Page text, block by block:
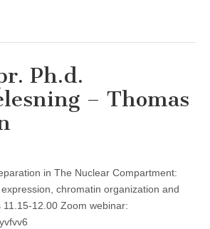
Ph.d.
– Thomas
in The Nuclear Compartment:
chromatin organization and
12.00 Zoom webinar: